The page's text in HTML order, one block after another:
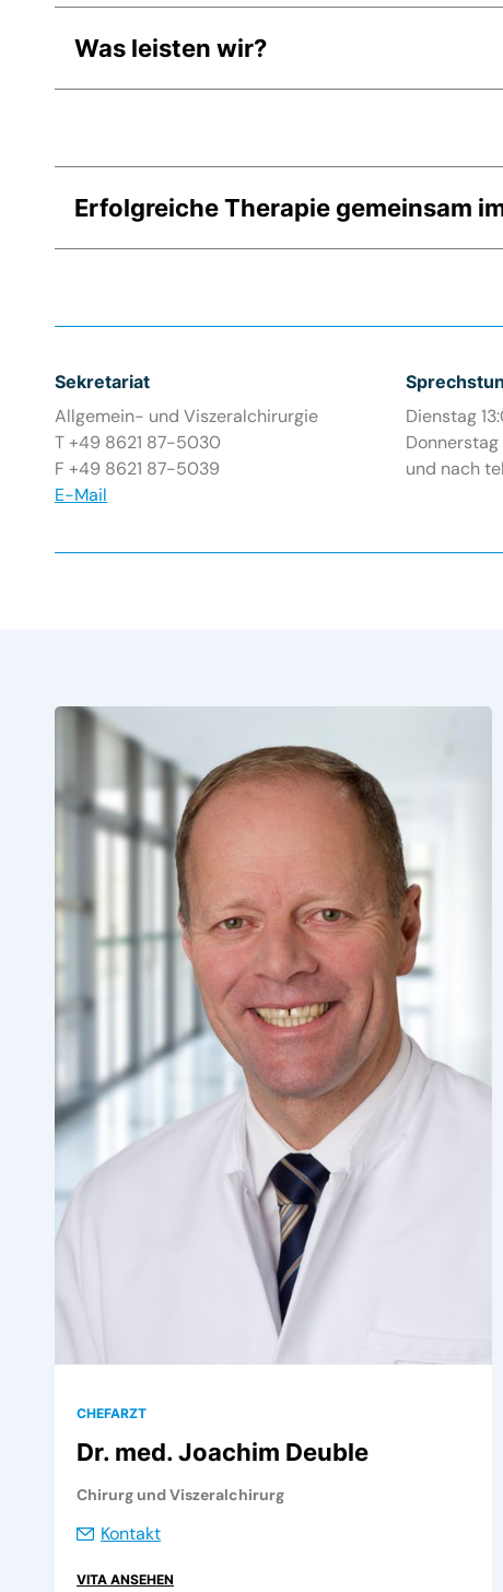
Was leisten wir?
Erfolgreiche Therapie gemeinsam
Sekretariat
Allgemein- und Viszeralchirurgie
T +49 8621 87-5030
F +49 8621 87-5039
E-Mail
Dienstag
und nach
CHEFARZT
Dr. med. Joachim Deuble
Chirurg und Viszeralchirurg
Kontakt
VITA ANSEHEN